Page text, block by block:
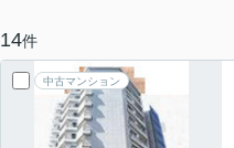
14件
中古マンション